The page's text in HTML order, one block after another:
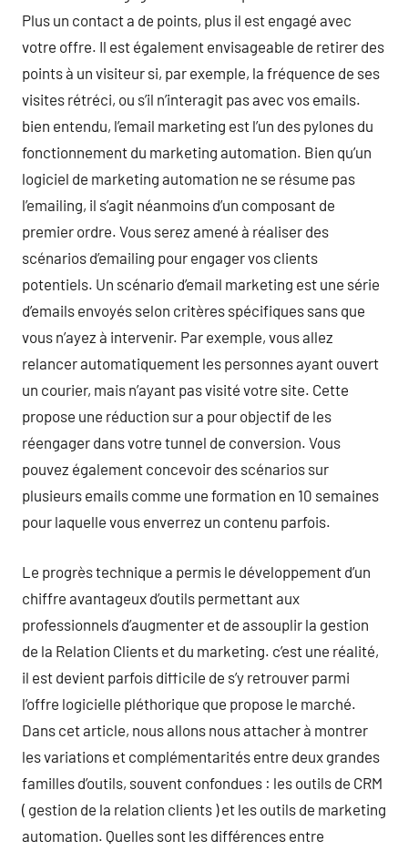
Plus un contact a de points, plus il est engagé avec
votre offre. Il est également envisageable de retirer des
points à un visiteur si, par exemple, la fréquence de ses
visites rétréci, ou s’il n’interagit pas avec vos emails.
bien entendu, l’email marketing est l’un des pylones du
fonctionnement du marketing automation. Bien qu’un
logiciel de marketing automation ne se résume pas
l’emailing, il s’agit néanmoins d’un composant de
premier ordre. Vous serez amené à réaliser des
scénarios d’emailing pour engager vos clients
potentiels. Un scénario d’email marketing est une série
d’emails envoyés selon critères spécifiques sans que
vous n’ayez à intervenir. Par exemple, vous allez
relancer automatiquement les personnes ayant ouvert
un courier, mais n’ayant pas visité votre site. Cette
propose une réduction sur a pour objectif de les
réengager dans votre tunnel de conversion. Vous
pouvez également concevoir des scénarios sur
plusieurs emails comme une formation en 10 semaines
pour laquelle vous enverrez un contenu parfois.
Le progrès technique a permis le développement d’un
chiffre avantageux d’outils permettant aux
professionnels d’augmenter et de assouplir la gestion
de la Relation Clients et du marketing. c’est une réalité,
il est devient parfois difficile de s’y retrouver parmi
l’offre logicielle pléthorique que propose le marché.
Dans cet article, nous allons nous attacher à montrer
les variations et complémentarités entre deux grandes
familles d’outils, souvent confondues : les outils de CRM
( gestion de la relation clients ) et les outils de marketing
automation. Quelles sont les différences entre